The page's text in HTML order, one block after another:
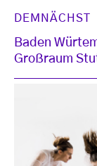
DEMNÄCHST
Baden
Großraum